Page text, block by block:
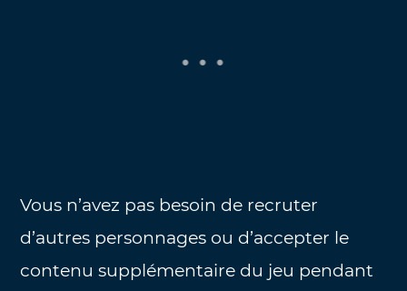
Vous n’avez pas besoin de recruter
d’autres personnages ou d’accepter le
contenu supplémentaire du jeu pendant